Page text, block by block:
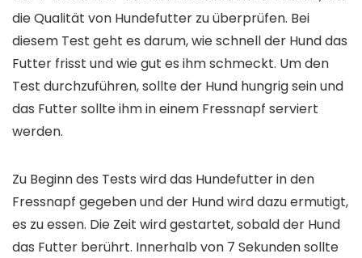
die Qualität von Hundefutter zu überprüfen. Bei
diesem Test geht es darum, wie schnell der Hund das
Futter frisst und wie gut es ihm schmeckt. Um den
Test durchzuführen, sollte der Hund hungrig sein und
das Futter sollte ihm in einem Fressnapf serviert
werden.
Zu Beginn des Tests wird das Hundefutter in den
Fressnapf gegeben und der Hund wird dazu ermutigt,
es zu essen. Die Zeit wird gestartet, sobald der Hund
das Futter berührt. Innerhalb von 7 Sekunden sollte